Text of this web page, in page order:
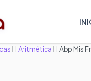
Aritmética Abp Mis